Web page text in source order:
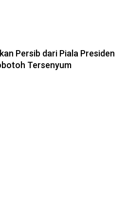
Persib dari Piala Presiden
Tersenyum